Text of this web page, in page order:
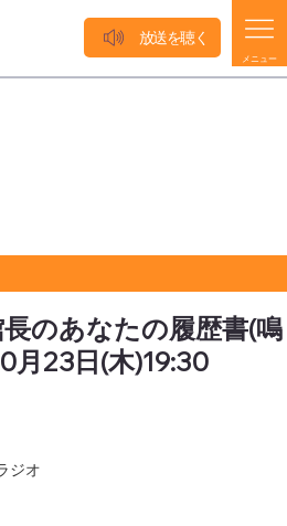
メニュー
放送を聴く
ジオ
長のあなたの履歴書(鳴
月23日(木)19:30